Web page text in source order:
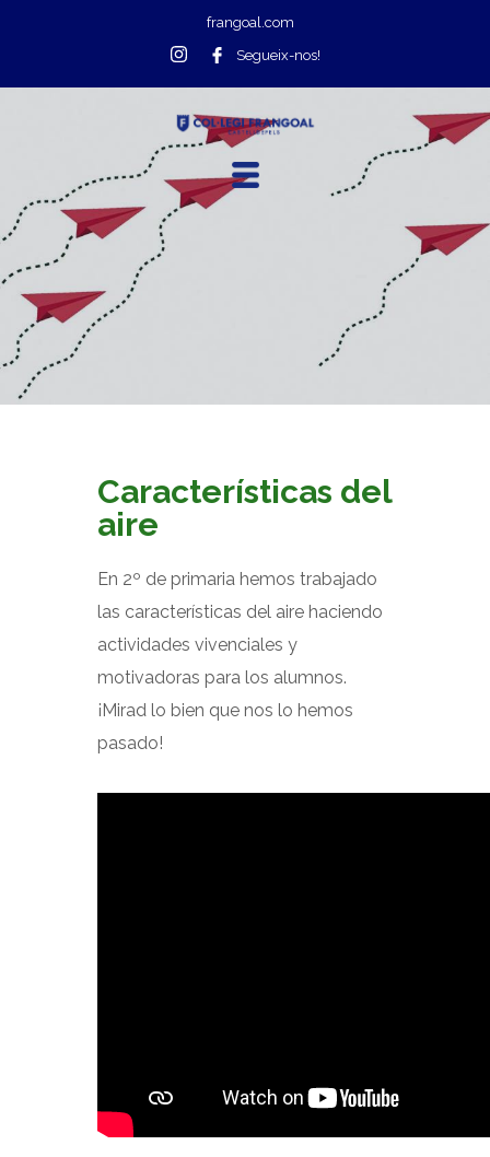
frangoal.com
Segueix-nos!
Características del
aire
En 2º de primaria hemos trabajado
las características del aire haciendo
actividades vivenciales y
motivadoras para los alumnos.
¡Mirad lo bien que nos lo hemos
pasado!